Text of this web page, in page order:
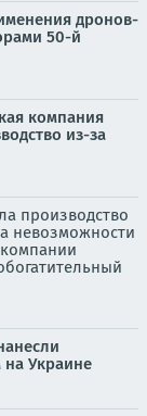
дронов-
50-й
компания
из-за
производство
невозможности
Украине